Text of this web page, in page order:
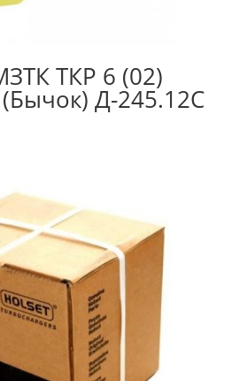
ТКР 6 (02)
Д-245.12С